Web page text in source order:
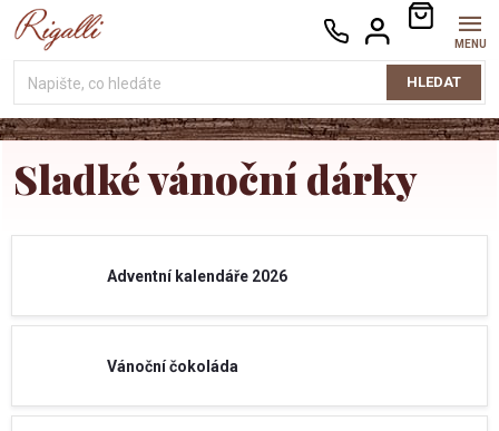
Přejít
na
HLEDAT
NÁKUPNÍ
KOŠÍK
Sladké vánoční dárky
Adventní kalendáře 2026
Vánoční čokoláda